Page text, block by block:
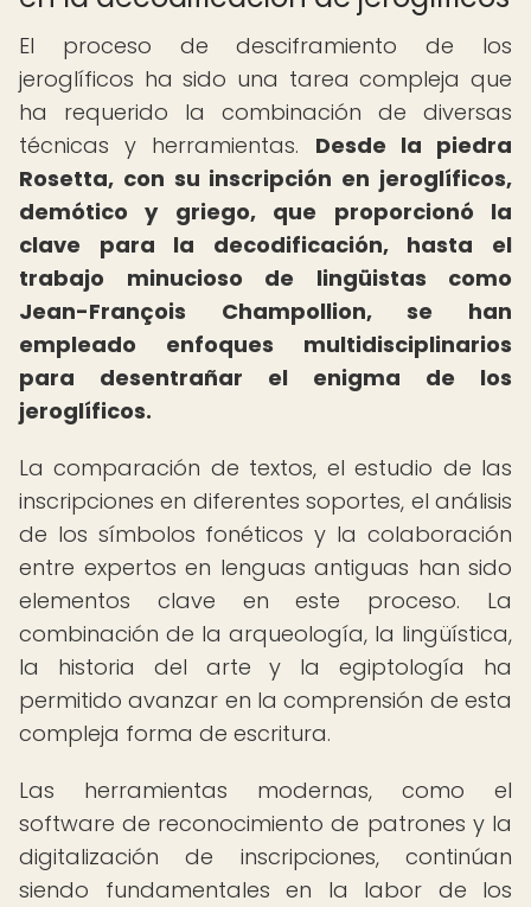
El proceso de desciframiento de los
jeroglíficos ha sido una tarea compleja que
ha requerido la combinación de diversas
técnicas y herramientas. Desde la piedra
Rosetta, con su inscripción en jeroglíficos,
demótico y griego, que proporcionó la
clave para la decodificación, hasta el
trabajo minucioso de lingüistas como
Jean-François Champollion, se han
empleado enfoques multidisciplinarios
para desentrañar el enigma de los
jeroglíficos.
La comparación de textos, el estudio de las
inscripciones en diferentes soportes, el análisis
de los símbolos fonéticos y la colaboración
entre expertos en lenguas antiguas han sido
elementos clave en este proceso. La
combinación de la arqueología, la lingüística,
la historia del arte y la egiptología ha
permitido avanzar en la comprensión de esta
compleja forma de escritura.
Las herramientas modernas, como el
software de reconocimiento de patrones y la
digitalización de inscripciones, continúan
siendo fundamentales en la labor de los